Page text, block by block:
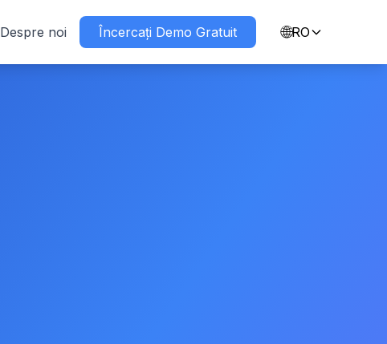
Despre noi Încercați Demo Gratuit 🌐RO